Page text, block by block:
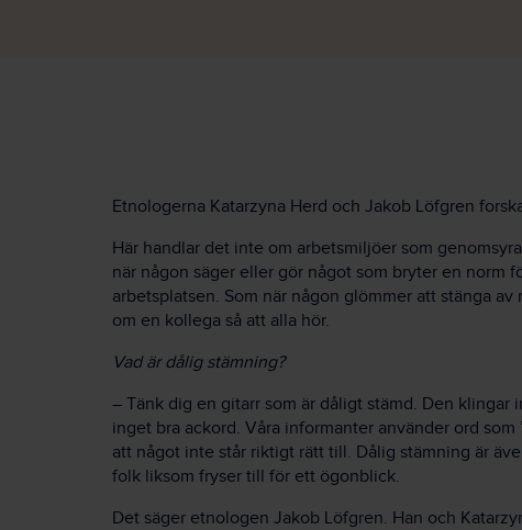
Etnologerna Katarzyna Herd och Jakob Löfgren
Här handlar det inte om arbetsmiljöer som
när någon säger eller gör något som bryter en norm
arbetsplatsen. Som när någon glömmer att stänga
om en kollega så att alla hör.
Vad är dålig stämning?
– Tänk dig en gitarr som är dåligt stämd. Den klingar
inget bra ackord. Våra informanter använder ord som
att något inte står riktigt rätt till. Dålig stämning är
folk liksom fryser till för ett ögonblick.
Det säger etnologen Jakob Löfgren. Han och